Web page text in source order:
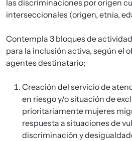
las discriminaciones por origen
interseccionales (origen, etnia,
Contempla 3 bloques de
para la inclusión activa, según el
agentes destinatario;
Creación del servicio de
en riesgo y/o situación de
prioritariamente mujeres
respuesta a situaciones de
discriminación y